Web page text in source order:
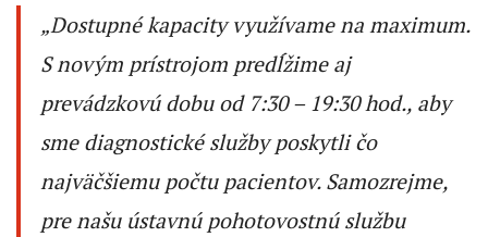
„Dostupné kapacity využívame na maximum.
S novým prístrojom predĺžime aj
prevádzkovú dobu od 7:30 – 19:30 hod., aby
sme diagnostické služby poskytli čo
najväčšiemu počtu pacientov. Samozrejme,
pre našu ústavnú pohotovostnú službu